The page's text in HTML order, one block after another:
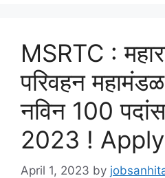
MSRTC :
परिवहन
नविन 100
2023 !
April 1, 2023 by